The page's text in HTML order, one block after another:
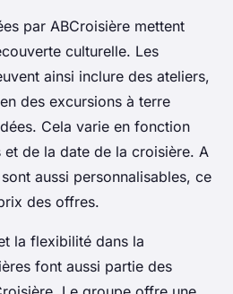
par ABCroisière mettent
culturelle. Les
ainsi inclure des ateliers,
des excursions à terre
Cela varie en fonction
et de la date de la croisière. A
aussi personnalisables, ce
des offres.
la flexibilité dans la
font aussi partie des